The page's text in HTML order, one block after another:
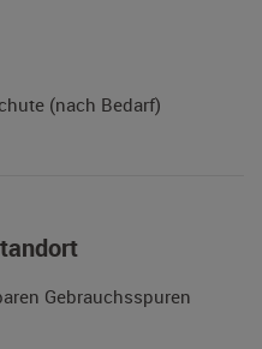
(nach Bedarf)
Gebrauchsspuren